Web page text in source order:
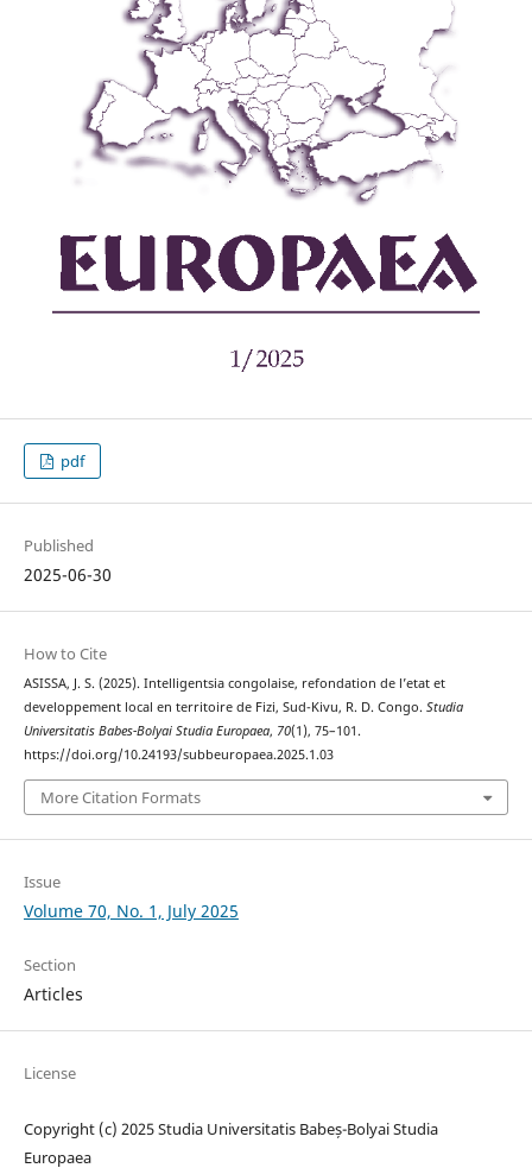
pdf
Published
2025-06-30
How to Cite
ASISSA, J. S. (2025). Intelligentsia congolaise, refondation de l’etat et
developpement local en territoire de Fizi, Sud-Kivu, R. D. Congo. Studia
Universitatis Babes-Bolyai Studia Europaea, 70(1), 75–101.
https://doi.org/10.24193/subbeuropaea.2025.1.03
More Citation Formats
Issue
Volume 70, No. 1, July 2025
Section
Articles
License
Copyright (c) 2025 Studia Universitatis Babeș-Bolyai Studia
Europaea